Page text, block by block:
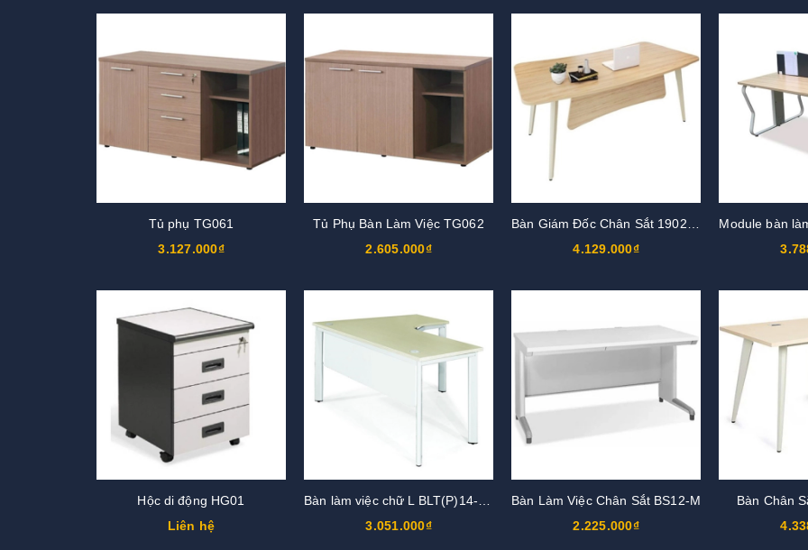
Tủ phụ TG061
3.127.000₫
Tủ Phụ Bàn Làm Việc TG062
2.605.000₫
4.129.000₫
Module bàn
Hộc di động HG01
Liên hệ
3.051.000₫
Bàn Làm Việc Chân Sắt BS12-M
2.225.000₫
Bàn Chân